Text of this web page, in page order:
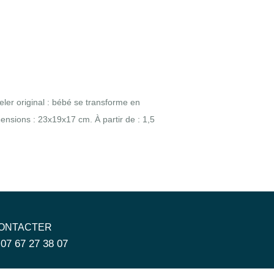
67 27 38 07
original : bébé se transforme en
: 23x19x17 cm. À partir de : 1,5